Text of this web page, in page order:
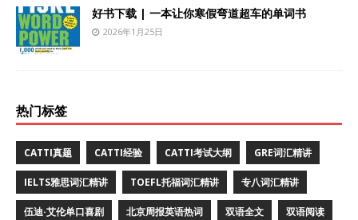
好书下载 | 一本让你寒假弯道超车的单词书
2026年1月25日
热门标签
CATTI真题 CATTI经验 CATTI考试大纲 GRE词汇精讲
IELTS雅思词汇精讲 TOEFL托福词汇精讲 专八词汇精讲
伍迪·艾伦单口喜剧 北京周报英语热词 双语全文 双语阅读